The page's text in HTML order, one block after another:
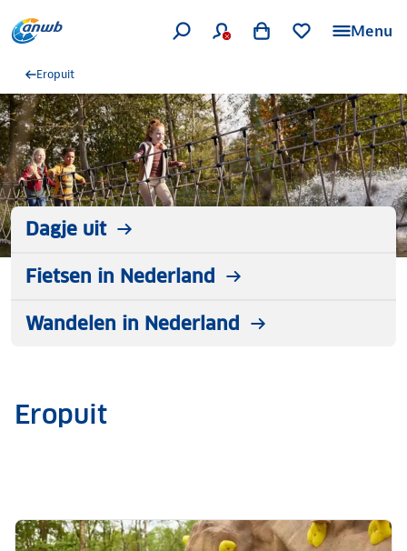
Menu
Eropuit
Dagje uit
Fietsen in Nederland
Wandelen in Nederland
Eropuit